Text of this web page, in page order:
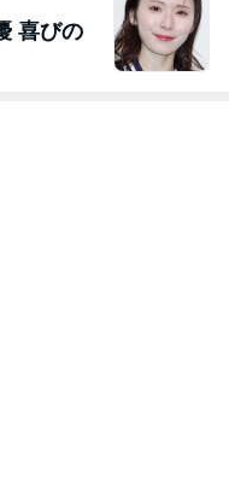
喜びの